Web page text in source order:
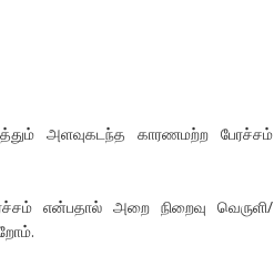
அளவுகடந்த காரணமற்ற பேரச்சம்
என்பதால் அறை நிறைவு வெருளி/